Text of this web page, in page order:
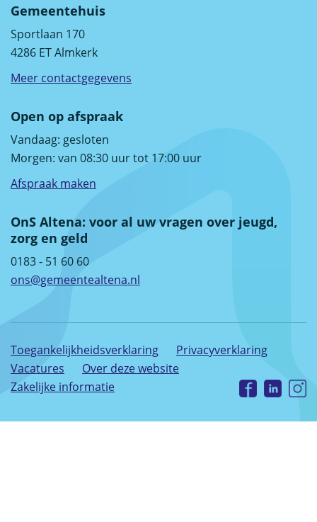
Gemeentehuis
Sportlaan 170
4286 ET Almkerk
Meer contactgegevens
Open op afspraak
Vandaag: gesloten
Morgen: van 08:30 uur tot 17:00 uur
Afspraak maken
OnS Altena: voor al uw vragen over jeugd,
zorg en geld
0183 - 51 60 60
ons@gemeentealtena.nl
Toegankelijkheidsverklaring
Privacyverklaring
Vacatures
Over deze website
Zakelijke informatie